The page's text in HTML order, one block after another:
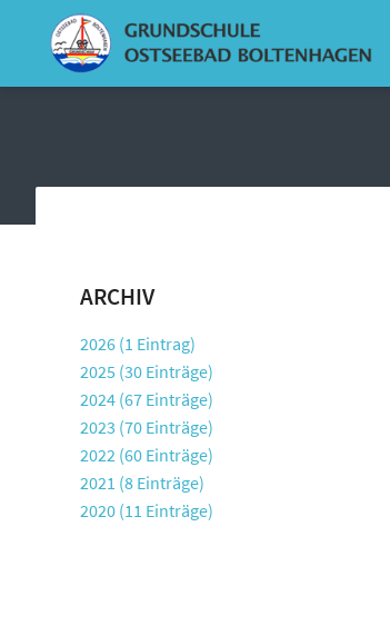
ARCHIV
2026 (1 Eintrag)
2025 (30 Einträge)
2024 (67 Einträge)
2023 (70 Einträge)
2022 (60 Einträge)
2021 (8 Einträge)
2020 (11 Einträge)